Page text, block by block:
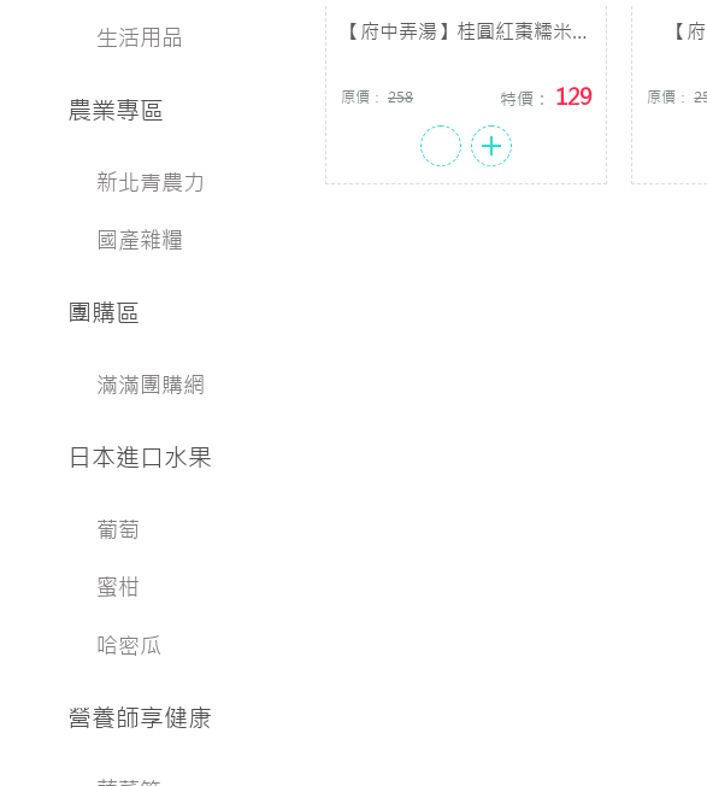
生活用品
農業專區
新北青農力
國產雜糧
團購區
滿滿團購網
日本進口水果
葡萄
蜜柑
哈密瓜
營養師享健康
【府中弄湯】桂圓紅棗糯米粥
原價： 258 特價： 129
【
原價：